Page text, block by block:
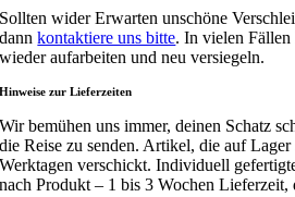
Sollten wider Erwarten unschöne
dannkontaktiere uns bitte. In vielen Fällen
wieder aufarbeiten und neu versiegeln.
Hinweise zur Lieferzeiten
Wir bemühen uns immer, deinen Schatz
die Reise zu senden. Artikel, die auf
Werktagen verschickt. Individuell
nach Produkt – 1 bis 3 Wochen Lieferzeit,